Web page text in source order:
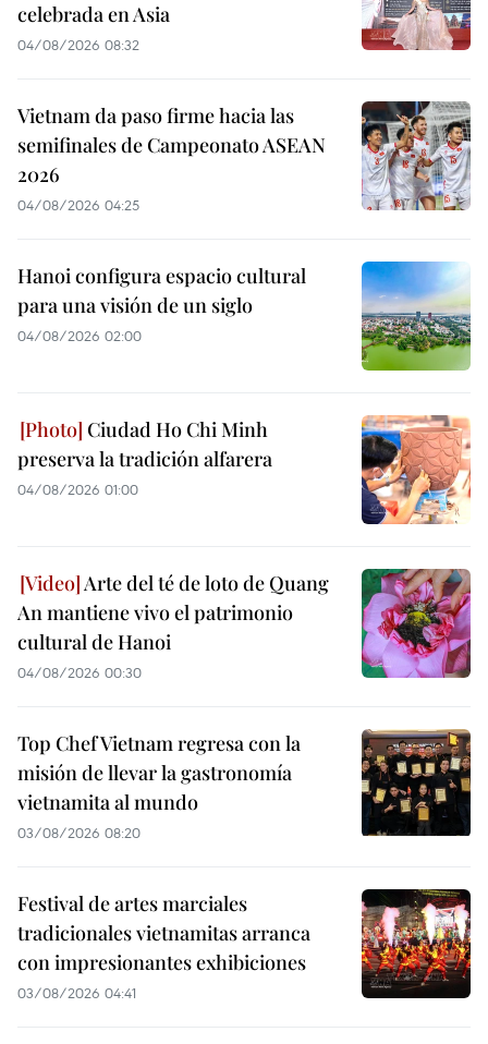
celebrada en Asia
04/08/2026 08:32
Vietnam da paso firme hacia las
semifinales de Campeonato ASEAN
2026
04/08/2026 04:25
Hanoi configura espacio cultural
para una visión de un siglo
04/08/2026 02:00
Ciudad Ho Chi Minh
preserva la tradición alfarera
04/08/2026 01:00
Arte del té de loto de Quang
An mantiene vivo el patrimonio
cultural de Hanoi
04/08/2026 00:30
Top Chef Vietnam regresa con la
misión de llevar la gastronomía
vietnamita al mundo
03/08/2026 08:20
Festival de artes marciales
tradicionales vietnamitas arranca
con impresionantes exhibiciones
03/08/2026 04:41